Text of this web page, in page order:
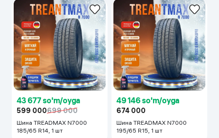
43 677 so'm/oyga
599 000699 000
Шина TREADMAX N7000
185/65 R14, 1 шт
49 146 so'm/oyga
674 000
Шина TREADMAX N7000
195/65 R15, 1 шт